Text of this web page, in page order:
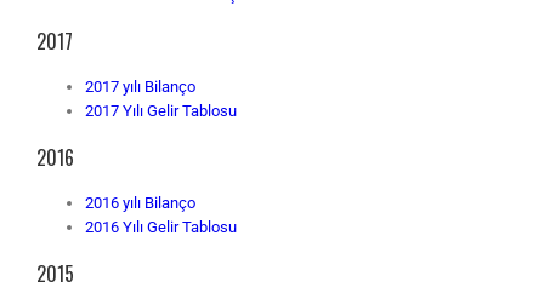
2017
2017 yılı Bilanço
2017 Yılı Gelir Tablosu
2016
2016 yılı Bilanço
2016 Yılı Gelir Tablosu
2015